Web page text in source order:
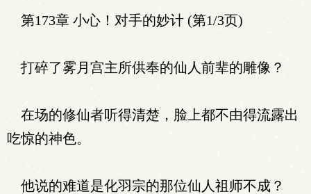
第173章 小心！对手的妙计 (第1/3页)
打碎了雾月宫主所供奉的仙人前辈的雕像？
在场的修仙者听得清楚，脸上都不由得流露出
吃惊的神色。
他说的难道是化羽宗的那位仙人祖师不成？